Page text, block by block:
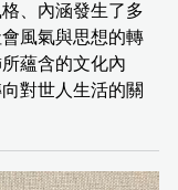
、內涵發生了多
風氣與思想的轉
蘊含的文化內
對世人生活的關